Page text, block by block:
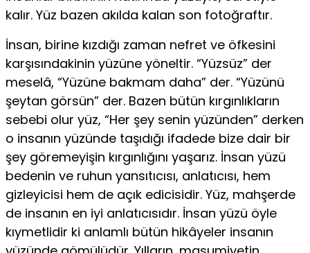
kalır. Yüz bazen akılda kalan son fotoğraftır.
İnsan, birine kızdığı zaman nefret ve öfkesini
karşısın­dakinin yüzüne yöneltir. “Yüzsüz” der
meselâ, “Yüzüne bakmam daha” der. “Yüzünü
şeytan görsün” der. Bazen bütün kırgınlıkların
sebebi olur yüz, “Her şey senin yüzün­den” derken
o insanın yüzünde taşıdığı ifadede bize dair bir
şey göremeyişin kırgınlığını yaşarız. İnsan yüzü
bedenin ve ruhun yansıtıcısı, anlatıcısı, hem
gizleyicisi hem de açık edicisidir. Yüz, mahşerde
de insanın en iyi anlatıcısıdır. İnsan yüzü öyle
kıymetlidir ki anlamlı bütün hikâyeler insanın